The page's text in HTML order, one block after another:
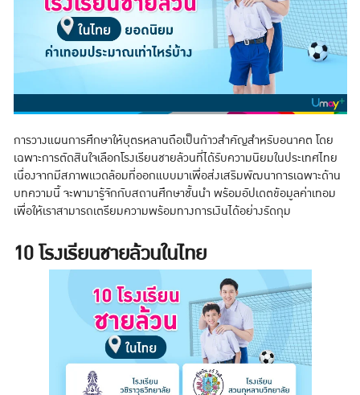
การวางแผนการศึกษาให้บุตรหลานถือเป็นก้าวสำคัญสำหรับอนาคต โดย
เฉพาะการตัดสินใจเลือกโรงเรียนชายล้วนที่ได้รับความนิยมในประเทศไทย
เนื่องจากมีสภาพแวดล้อมที่ออกแบบมาเพื่อส่งเสริมพัฒนาการเฉพาะด้าน
บทความนี้ จะพามารู้จักกับสถานศึกษาชั้นนำ พร้อมอัปเดตข้อมูลค่าเทอม
เพื่อให้เราสามารถเตรียมความพร้อมทางการเงินได้อย่างรัดกุม
10 โรงเรียนชายล้วนในไทย